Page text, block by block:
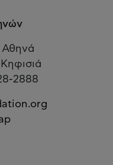
Αθηνά
2888